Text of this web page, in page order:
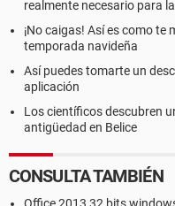
realmente necesario para
¡No caigas! Así es como
temporada navideña
Así puedes tomarte un
aplicación
Los científicos descubren
antigüedad en Belice
CONSULTA TAMBIÉN